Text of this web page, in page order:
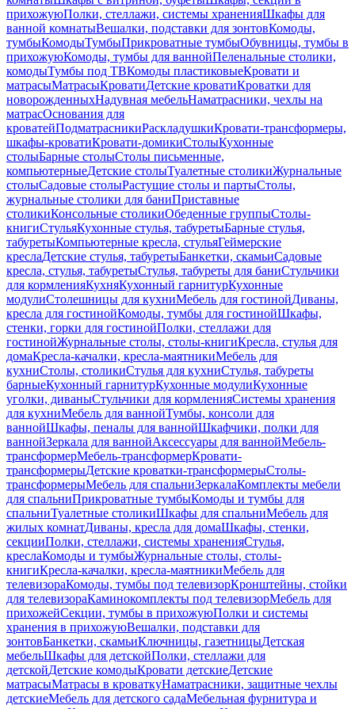
прихожуюПолки, стеллажи, системы храненияШкафы для
ванной комнатыВешалки, подставки для зонтовКомоды,
тумбыКомодыТумбыПрикроватные тумбыОбувницы, тумбы в
прихожуюКомоды, тумбы для ваннойПеленальные столики,
комодыТумбы под ТВКомоды пластиковыеКровати и
матрасыМатрасыКроватиДетские кроватиКроватки для
новорожденныхНадувная мебельНаматрасники, чехлы на
матрасОснования для
кроватейПодматрасникиРаскладушкиКровати-трансформеры,
шкафы-кроватиКровати-домикиСтолыКухонные
столыБарные столыСтолы письменные,
компьютерныеДетские столыТуалетные столикиЖурнальные
столыСадовые столыРастущие столы и партыСтолы,
журнальные столики для баниПриставные
столикиКонсольные столикиОбеденные группыСтолы-
книгиСтульяКухонные стулья, табуретыБарные стулья,
табуретыКомпьютерные кресла, стульяГеймерские
креслаДетские стулья, табуретыБанкетки, скамьиСадовые
кресла, стулья, табуретыСтулья, табуреты для баниСтульчики
для кормленияКухняКухонный гарнитурКухонные
модулиСтолешницы для кухниМебель для гостинойДиваны,
кресла для гостинойКомоды, тумбы для гостинойШкафы,
стенки, горки для гостинойПолки, стеллажи для
гостинойЖурнальные столы, столы-книгиКресла, стулья для
домаКресла-качалки, кресла-маятникиМебель для
кухниСтолы, столикиСтулья для кухниСтулья, табуреты
барныеКухонный гарнитурКухонные модулиКухонные
уголки, диваныСтульчики для кормленияСистемы хранения
для кухниМебель для ваннойТумбы, консоли для
ваннойШкафы, пеналы для ваннойШкафчики, полки для
ваннойЗеркала для ваннойАксессуары для ваннойМебель-
трансформерМебель-трансформерКровати-
трансформерыДетские кроватки-трансформерыСтолы-
трансформерыМебель для спальниЗеркалаКомплекты мебели
для спальниПрикроватные тумбыКомоды и тумбы для
спальниТуалетные столикиШкафы для спальниМебель для
жилых комнатДиваны, кресла для домаШкафы, стенки,
секцииПолки, стеллажи, системы храненияСтулья,
креслаКомоды и тумбыЖурнальные столы, столы-
книгиКресла-качалки, кресла-маятникиМебель для
телевизораКомоды, тумбы под телевизорКронштейны, стойки
для телевизораКаминокомплекты под телевизорМебель для
прихожейСекции, тумбы в прихожуюПолки и системы
хранения в прихожуюВешалки, подставки для
зонтовБанкетки, скамьиКлючницы, газетницыДетская
мебельШкафы для детскойПолки, стеллажи для
детскойДетские комодыКровати детскиеДетские
матрасыМатрасы в кроваткуНаматрасники, защитные чехлы
детскиеМебель для детского садаМебельная фурнитура и